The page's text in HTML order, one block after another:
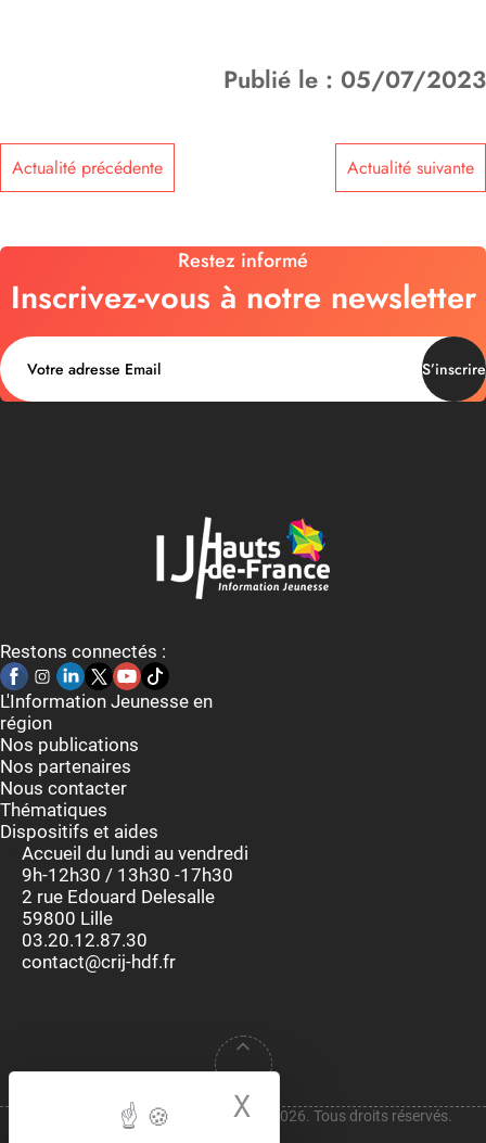
X Masquer le
Publié le : 05/07/2023
Actualité précédente Actualité suivante
Restez informé
Inscrivez-vous à notre newsletter
S’inscrire
Restons connectés :
L'Information Jeunesse en
région
Nos publications
Nos partenaires
Nous contacter
Thématiques
Dispositifs et aides
Accueil du lundi au vendredi
9h-12h30 / 13h30 -17h30
2 rue Edouard Delesalle
59800 Lille
03.20.12.87.30
contact@crij-hdf.fr
Copyright © CRIJ Hauts-de-France 2026. Tous droits réservés.